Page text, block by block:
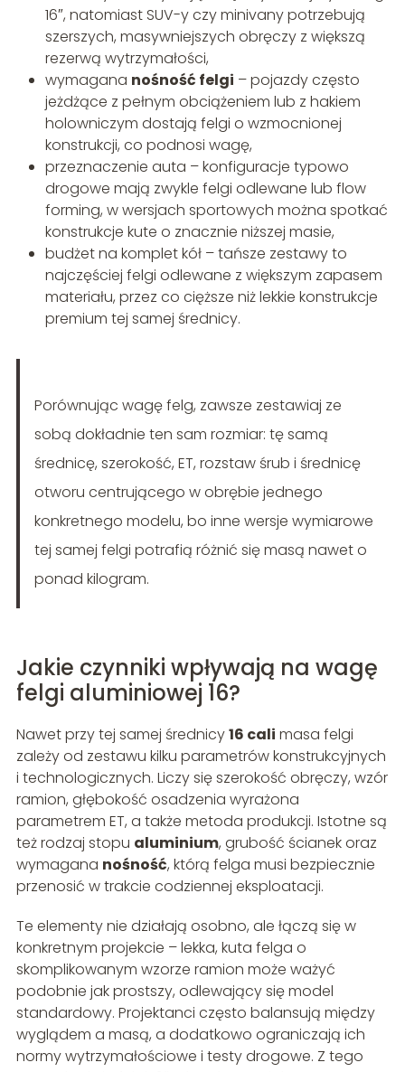
16″, natomiast SUV-y czy minivany potrzebują
szerszych, masywniejszych obręczy z większą
rezerwą wytrzymałości,
wymagana nośność felgi – pojazdy często
jeżdżące z pełnym obciążeniem lub z hakiem
holowniczym dostają felgi o wzmocnionej
konstrukcji, co podnosi wagę,
przeznaczenie auta – konfiguracje typowo
drogowe mają zwykle felgi odlewane lub flow
forming, w wersjach sportowych można spotkać
konstrukcje kute o znacznie niższej masie,
budżet na komplet kół – tańsze zestawy to
najczęściej felgi odlewane z większym zapasem
materiału, przez co cięższe niż lekkie konstrukcje
premium tej samej średnicy.
Porównując wagę felg, zawsze zestawiaj ze
sobą dokładnie ten sam rozmiar: tę samą
średnicę, szerokość, ET, rozstaw śrub i średnicę
otworu centrującego w obrębie jednego
konkretnego modelu, bo inne wersje wymiarowe
tej samej felgi potrafią różnić się masą nawet o
ponad kilogram.
Jakie czynniki wpływają na wagę
felgi aluminiowej 16?
Nawet przy tej samej średnicy16 cali masa felgi
zależy od zestawu kilku parametrów konstrukcyjnych
i technologicznych. Liczy się szerokość obręczy, wzór
ramion, głębokość osadzenia wyrażona
parametrem ET, a także metoda produkcji. Istotne są
też rodzaj stopu aluminium, grubość ścianek oraz
wymagana nośność, którą felga musi bezpiecznie
przenosić w trakcie codziennej eksploatacji.
Te elementy nie działają osobno, ale łączą się w
konkretnym projekcie – lekka, kuta felga o
skomplikowanym wzorze ramion może ważyć
podobnie jak prostszy, odlewający się model
standardowy. Projektanci często balansują między
wyglądem a masą, a dodatkowo ograniczają ich
normy wytrzymałościowe i testy drogowe. Z tego